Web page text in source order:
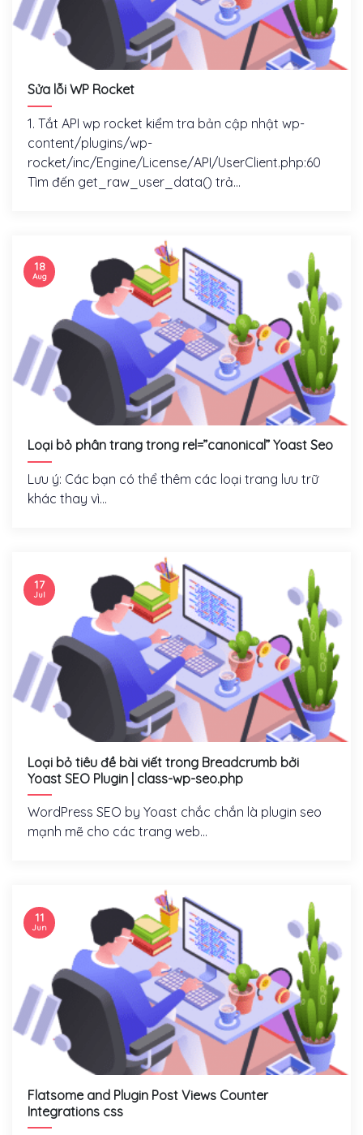
Sửa lỗi WP Rocket
1. Tắt API wp rocket kiểm tra bản cập nhật wp-
content/plugins/wp-
rocket/inc/Engine/License/API/UserClient.php:60
Tìm đến get_raw_user_data() trả...
Loại bỏ phân trang trong rel=”canonical” Yoast Seo
Lưu ý: Các bạn có thể thêm các loại trang lưu trữ
khác thay vì...
18
Aug
Loại bỏ tiêu đề bài viết trong Breadcrumb bởi
Yoast SEO Plugin | class-wp-seo.php
WordPress SEO by Yoast chắc chắn là plugin seo
mạnh mẽ cho các trang web...
17
Jul
Flatsome and Plugin Post Views Counter
Integrations css
11
Jun